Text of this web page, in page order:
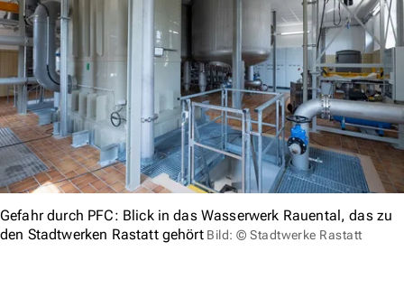
Gefahr durch PFC: Blick in das Wasserwerk Rauental, das zu
den Stadtwerken Rastatt gehört Bild: © Stadtwerke Rastatt